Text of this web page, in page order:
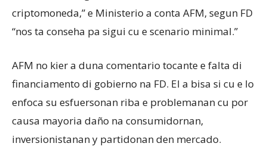
criptomoneda,” e Ministerio a conta AFM, segun FD
“nos ta conseha pa sigui cu e scenario minimal.”
AFM no kier a duna comentario tocante e falta di
financiamento di gobierno na FD. El a bisa si cu e lo
enfoca su esfuersonan riba e problemanan cu por
causa mayoria daño na consumidornan,
inversionistanan y partidonan den mercado.